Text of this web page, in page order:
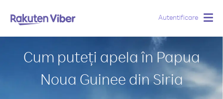
Autentificare
Cum puteți apela în Papua
Noua Guinee din Siria